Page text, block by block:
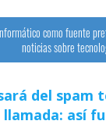
como fuente
noticias sobre
del spam
así